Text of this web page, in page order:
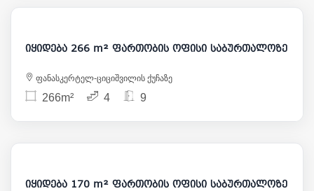
330 000
იყიდება 266 m² ფართობის ოფისი საბურთალოზე
ფანასკერტელ-ციციშვილის ქუჩაზე
266m² 4 9
357 000
იყიდება 170 m² ფართობის ოფისი საბურთალოზე